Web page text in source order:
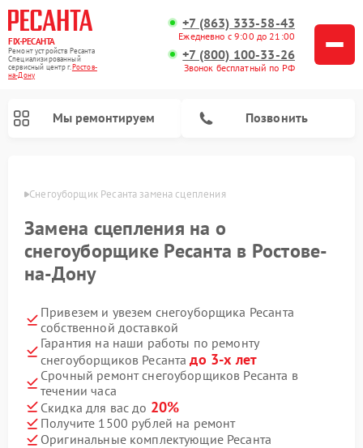
FIX-РЕСАНТА
Ремонт устройств Ресанта
Специализированный
cервисный центр г.Ростов-
на-Дону
+7 (863) 333-58-43
Ежедневно с 9:00 до 21:00
+7 (800) 100-33-26
Звонок бесплатный по РФ
Мы ремонтируем Позвонить
Снегоуборщик Ресанта замена сцепления
Замена сцепления на о
снегоуборщике Ресанта в Ростове-
на-Дону
Привезем и увезем снегоуборщика Ресанта
собственной доставкой
Гарантия на наши работы по ремонту
снегоуборщиков Ресантадо 3-х лет
Срочный ремонт снегоуборщиков Ресанта в
течении часа
Скидка для вас до 20%
Получите 1500 рублей на ремонт
Оригинальные комплектующие Ресанта